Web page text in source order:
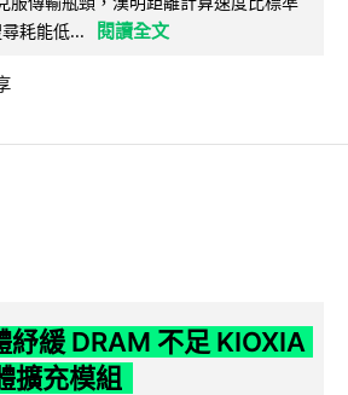
耗能低...
閱讀全文
紓緩 DRAM 不足 KIOXIA
擴充模組